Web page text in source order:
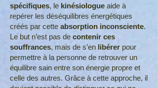
spécifiques, le kinésiologue aide à
repérer les déséquilibres énergétiques
créés par cette absorption inconsciente.
Le but n’est pas de contenir ces
souffrances, mais de s’en libérer pour
permettre à la personne de retrouver un
équilibre sain entre son énergie propre et
celle des autres. Grâce à cette approche, il